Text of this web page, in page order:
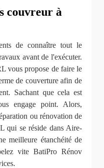
couvreur à
de connaître tout le
avant de l'exécuter.
vous propose de faire le
de couverture afin de
Sachant que cela est
engage point. Alors,
ou rénovation de
qui se réside dans Aire-
meilleure étanchéité de
vite BatiPro Rénov